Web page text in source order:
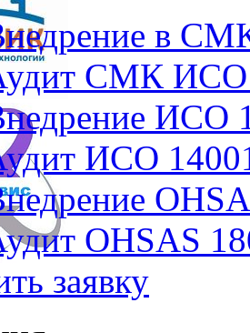
в
СМК ИСО
ИСО
ИСО
OHSAS
заявку